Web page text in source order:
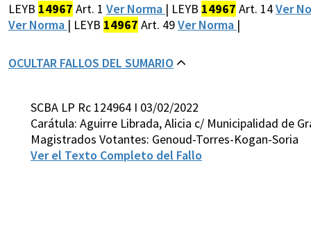
LEYB 14967 Art. 1 Ver Norma | LEYB 14967 Art. 14Ver
Ver Norma | LEYB 14967 Art. 49Ver Norma |
OCULTAR FALLOS DEL SUMARIO
SCBA LP Rc 124964 I 03/02/2022
Carátula: Aguirre Librada, Alicia c/ Municipalidad de
Magistrados Votantes: Genoud-Torres-Kogan-Soria
Ver el Texto Completo del Fallo